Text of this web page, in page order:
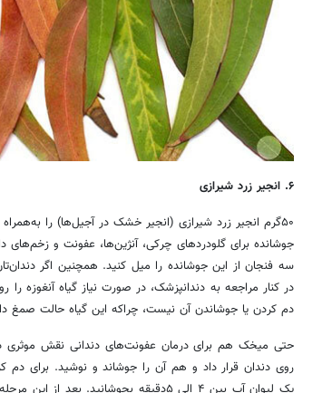
۶. انجیر زرد شیرازی
جوشانده برای گلودردهای چرکی، آن‍‍ژین‌ها، عفونت و زخم‌های
سه فنجان از این جوشانده را میل کنید. همچنین اگر
در کنار مراجعه به دندانپزشک، در صورت نیاز گیاه آنغوزه را
دم کردن یا جوشاندن آن نیست، چراکه این گیاه حالت صمغ
حتی میخک هم برای درمان عفونت‌های دندانی نقش موثری
روی دندان قرار داد و هم آن را جوشاند و نوشید. برای
یک لیوان آب بین ۴ الی ۵‌دقیقه بجوشانید.